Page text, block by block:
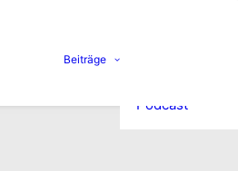
Beiträge
Podcast